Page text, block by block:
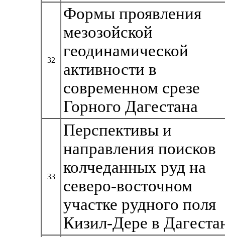
32
Формы проявления
мезозойской
геодинамической
активности в
современном срезе
Горного Дагестана
33
Перспективы и
направления поисков
колчеданных руд на
северо-восточном
участке рудного поля
Кизил-Дере в